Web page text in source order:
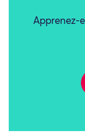
Apprenez-